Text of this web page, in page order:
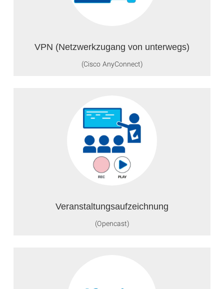
VPN (Netzwerkzugang von unterwegs)
(Cisco AnyConnect)
Veranstaltungsaufzeichnung
(Opencast)